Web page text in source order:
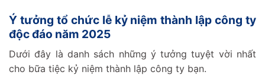
Ý tưởng tổ chức lễ kỷ niệm thành lập công ty
độc đáo năm 2025
Dưới đây là danh sách những ý tưởng tuyệt vời nhất
cho bữa tiệc kỷ niệm thành lập công ty bạn.